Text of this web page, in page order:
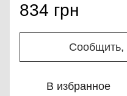
834 грн
Сообщить,
В избранное